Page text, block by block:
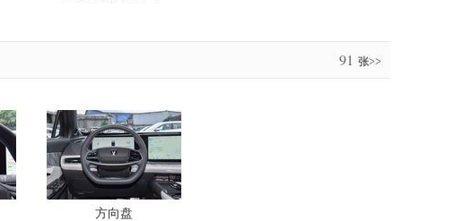
91 张>>
方向盘